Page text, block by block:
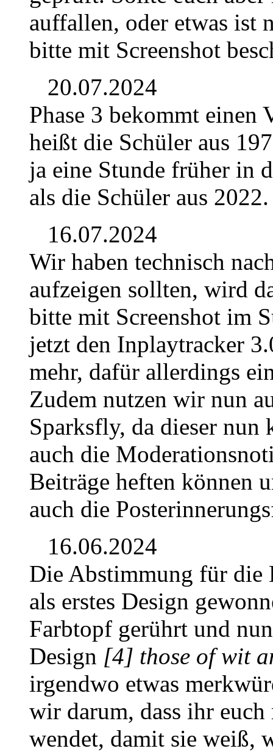
auffallen, oder etwas ist
bitte mit Screenshot
20.07.2024
Phase 3 bekommt einen
heißt die Schüler aus
ja eine Stunde früher in
als die Schüler aus 2022.
16.07.2024
Wir haben technisch
aufzeigen sollten, wird
bitte mit Screenshot im
jetzt den Inplaytracker
mehr, dafür allerdings
Zudem nutzen wir nun
Sparksfly, da dieser
auch die
Beiträge heften können
auch die
16.06.2024
Die Abstimmung für die
als erstes Design
Farbtopf gerührt und
Design [4] those of wit
irgendwo etwas
wir darum, dass ihr
wendet, damit sie weiß,